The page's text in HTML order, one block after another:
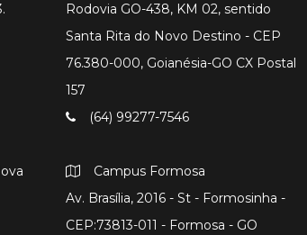
Rodovia GO-438, KM 02, sentido
Santa Rita do Novo Destino - CEP
76.380-000, Goianésia-GO CX Postal
157
(64) 99277-7546
Campus Formosa
Av. Brasília, 2016 - St - Formosinha -
CEP:73813-011 - Formosa - GO